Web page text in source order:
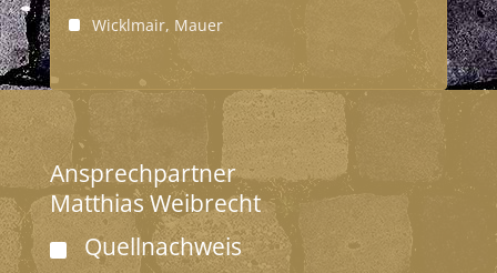
Wicklmair, Mauer
Ansprechpartner
Matthias Weibrecht
Quellnachweis